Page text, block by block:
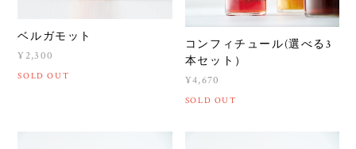
ベルガモット
¥2,300
SOLD OUT
コンフィチュール(選べる3
本セット）
¥4,670
SOLD OUT